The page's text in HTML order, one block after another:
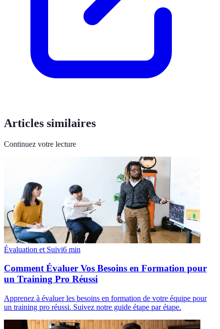
Articles similaires
Continuez votre lecture
Évaluation et Suivi6 min
Comment Évaluer Vos Besoins en Formation pour
un Training Pro Réussi
Apprenez à évaluer les besoins en formation de votre équipe pour
un training pro réussi. Suivez notre guide étape par étape.